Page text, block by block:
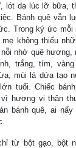
lót dạ lúc lỡ bữa,
Bánh quê vẫn
Trong ký ức
không thiếu
nhớ quê
trắng, tím,
mùi lá dứa tạo
tuổi. Chiếc
hương vị thân
bánh quê, ai
từ bột gạo, bột